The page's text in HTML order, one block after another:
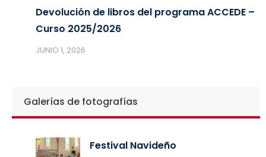
Devolución de libros del programa ACCEDE –
Curso 2025/2026
JUNIO 1, 2026
Galerías de fotografías
Festival Navideño